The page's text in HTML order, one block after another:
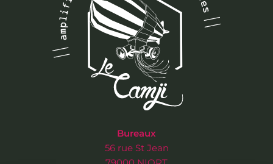
Bureaux
56 rue St Jean